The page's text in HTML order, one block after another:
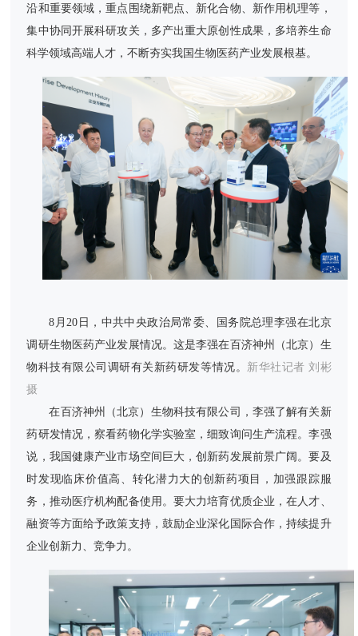
沿和重要领域，重点围绕新靶点、新化合物、新作用机理等，
集中协同开展科研攻关，多产出重大原创性成果，多培养生命
科学领域高端人才，不断夯实我国生物医药产业发展根基。
8月20日，中共中央政治局常委、国务院总理李强在北京
调研生物医药产业发展情况。这是李强在百济神州（北京）生
物科技有限公司调研有关新药研发等情况。 新华社记者 刘彬
摄
在百济神州（北京）生物科技有限公司，李强了解有关新
药研发情况，察看药物化学实验室，细致询问生产流程。李强
说，我国健康产业市场空间巨大，创新药发展前景广阔。要及
时发现临床价值高、转化潜力大的创新药项目，加强跟踪服
务，推动医疗机构配备使用。要大力培育优质企业，在人才、
融资等方面给予政策支持，鼓励企业深化国际合作，持续提升
企业创新力、竞争力。